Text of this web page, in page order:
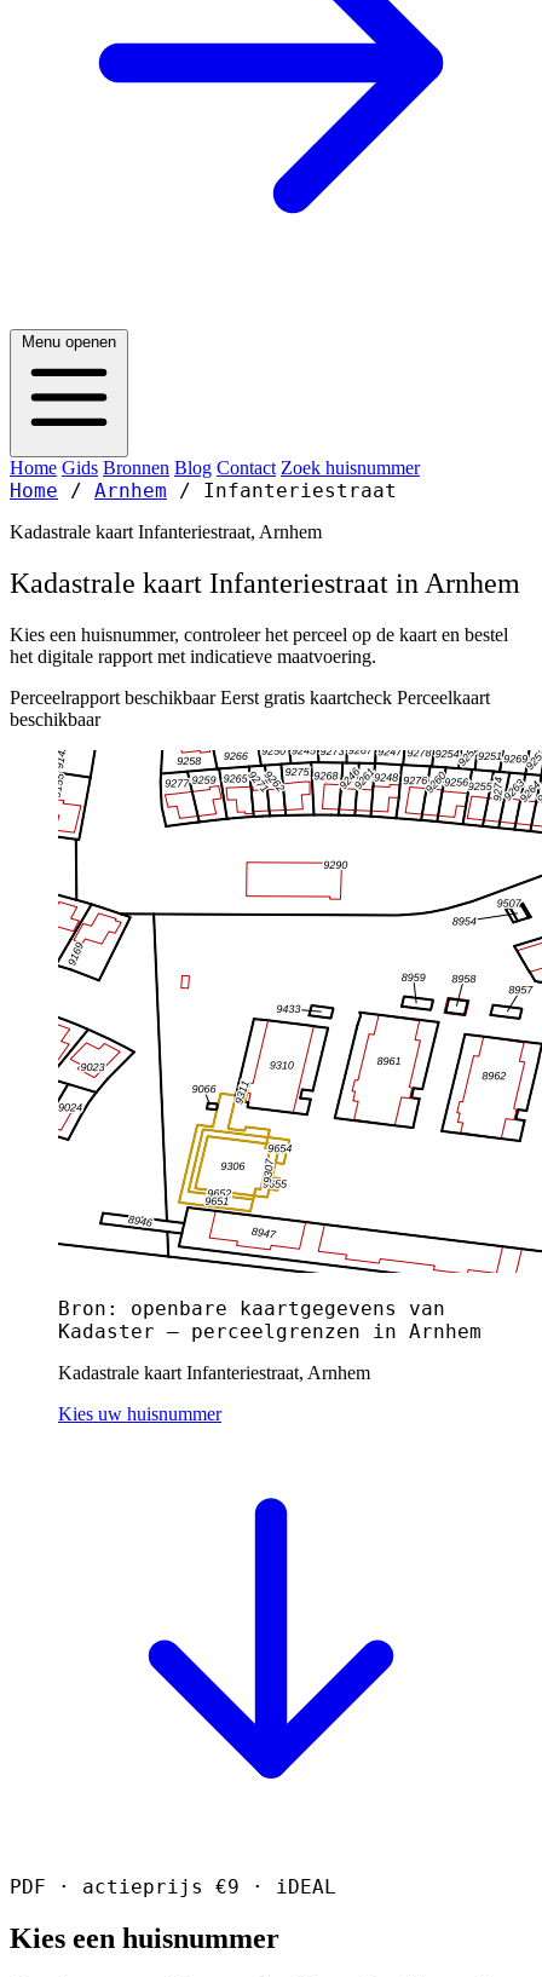
Menu openen
Home Gids Bronnen Blog Contact Zoek huisnummer
Home / Arnhem / Infanteriestraat
Kadastrale kaart Infanteriestraat, Arnhem
Kadastrale kaart Infanteriestraat in Arnhem
Kies een huisnummer, controleer het perceel op de kaart en bestel
het digitale rapport met indicatieve maatvoering.
Perceelrapport beschikbaar Eerst gratis kaartcheck Perceelkaart
beschikbaar
Bron: openbare kaartgegevens van
Kadaster — perceelgrenzen in Arnhem
Kadastrale kaart Infanteriestraat, Arnhem
Kies uw huisnummer
PDF · actieprijs €9 · iDEAL
Kies een huisnummer